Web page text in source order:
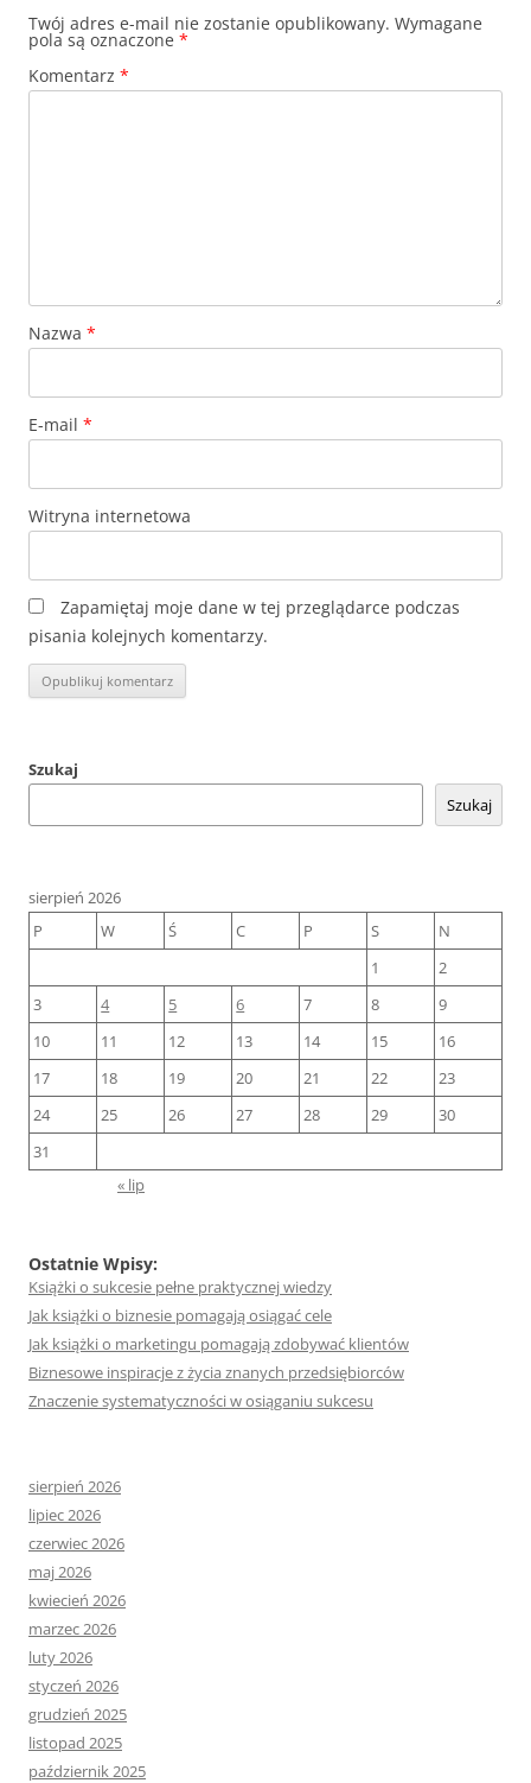
Twój adres e-mail nie zostanie opublikowany. Wymagane
pola są oznaczone *
Komentarz *
Nazwa *
E-mail *
Witryna internetowa
Zapamiętaj moje dane w tej przeglądarce podczas
pisania kolejnych komentarzy.
Szukaj
Szukaj
sierpień 2026
P
W Ś C P S
N
1
2
3
4 5 6 7 8
9
10
11 12 13 14 15
16
17
18 19 20 21 22
23
24
25 26 27 28 29
30
31
« lip
Ostatnie Wpisy:
Książki o sukcesie pełne praktycznej wiedzy
Jak książki o biznesie pomagają osiągać cele
Jak książki o marketingu pomagają zdobywać klientów
Biznesowe inspiracje z życia znanych przedsiębiorców
Znaczenie systematyczności w osiąganiu sukcesu
sierpień 2026
lipiec 2026
czerwiec 2026
maj 2026
kwiecień 2026
marzec 2026
luty 2026
styczeń 2026
grudzień 2025
listopad 2025
październik 2025